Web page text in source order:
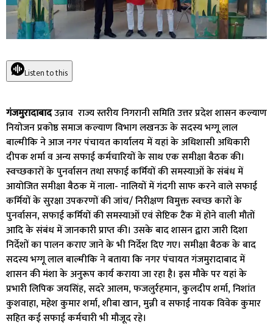
Listen to this
गंजमुरादाबादउन्नाव राज्य स्तरीय निगरानी समिति उत्तर प्रदेश शासन कल्याण
नियोजन प्रकोष्ठ समाज कल्याण विभाग लखनऊ के सदस्य भग्गू लाल
बाल्मीकि ने आज नगर पंचायत कार्यालय में यहां के अधिशासी अधिकारी
दीपक शर्मा व अन्य सफाई कर्मचारियों के साथ एक समीक्षा बैठक की।
स्वच्छकारों के पुनर्वासन तथा सफाई कर्मियों की समस्याओं के संबंध में
आयोजित समीक्षा बैठक में नाला- नालियों में गंदगी साफ करने वाले सफाई
कर्मियों के सुरक्षा उपकरणों की जांच/ निरीक्षण विमुक्त स्वच्छ कारों के
पुनर्वासन, सफाई कर्मियों की समस्याओं एवं सेप्टिक टैंक में होने वाली मौतों
आदि के संबंध में जानकारी प्राप्त की। उसके बाद शासन द्वारा जारी दिशा
निर्देशों का पालन कराए जाने के भी निर्देश दिए गए। समीक्षा बैठक के बाद
सदस्य भग्गू लाल बाल्मीकि ने बताया कि नगर पंचायत गंजमुरादाबाद में
शासन की मंशा के अनुरूप कार्य कराया जा रहा है। इस मौके पर यहां के
प्रभारी लिपिक जयसिंह, सदरे आलम, फजलुर्रहमान, कुलदीप शर्मा, निशांत
कुशवाहा, महेश कुमार शर्मा, शीबा खान, मुन्नी व सफाई नायक विवेक कुमार
सहित कई सफाई कर्मचारी भी मौजूद रहे।